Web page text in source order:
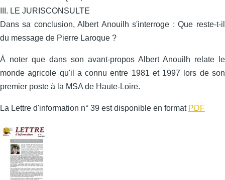
III. LE JURISCONSULTE
Dans sa conclusion, Albert Anouilh s'interroge : Que reste-t-il
du message de Pierre Laroque ?
À noter que dans son avant-propos Albert Anouilh relate le
monde agricole qu'il a connu entre 1981 et 1997 lors de son
premier poste à la MSA de Haute-Loire.
La Lettre d'information n° 39 est disponible en format PDF